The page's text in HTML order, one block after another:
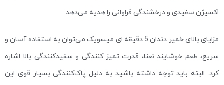
اکسیژن سفیدی و درخشندگی فراوانی را هدیه می‌دهد.
مزایای بالای خمیر دندان 5 دقیقه ای میسویک می‌توان به استفاده آسان و
سریع، طعم خوشایند نعنا، قدرت تمیز کنندگی و سفیدکنندگی بالا اشاره
کرد. البته باید توجه داشته باشید به دلیل پاک‌کنندگی بسیار قوی این